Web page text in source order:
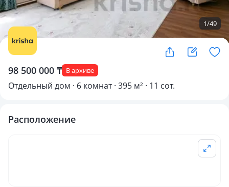
1/49
98 500 000 ₸ В архиве
Отдельный дом · 6 комнат · 395 м² · 11 сот.
Расположение